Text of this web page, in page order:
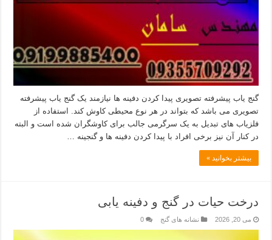
گنج یاب پیشرفته تصویری پیدا کردن دفینه ها نیازمند یک گنج یاب پیشرفته
تصویری می باشد که بتواند در هر نوع محیطی کاوش کند. استفاده از
فلزیاب های تبدیل به یک سرگرمی جالب برای کاوشگران شده است و البته
در کنار آن نیز برخی افراد با پیدا کردن دفینه ها و گنجینه …
بیشتر بخوانید »
درخت حیات در گنج و دفینه یابی
می 20, 2026 نشانه های گنج 0